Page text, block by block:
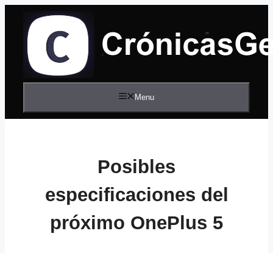
contenido
Menu
Posibles
especificaciones del
próximo OnePlus 5